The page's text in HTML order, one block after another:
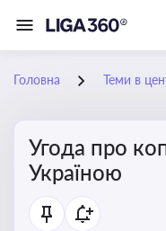
Головна Теми в
Угода про
Україною